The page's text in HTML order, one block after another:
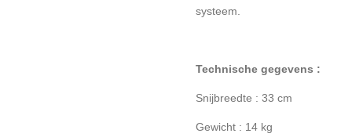
systeem.
Technische gegevens :
Snijbreedte : 33 cm
Gewicht : 14 kg